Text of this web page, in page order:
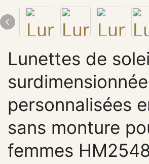
Lunettes de
personnalisées
sans monture
femmes